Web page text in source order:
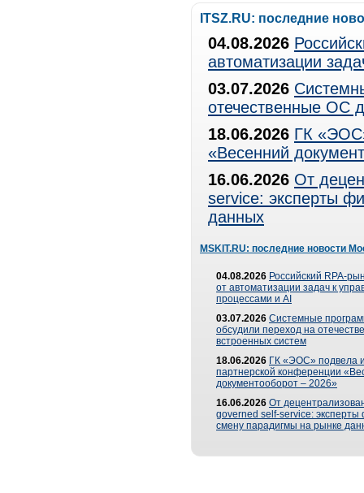
ITSZ.RU: последние
04.08.2026
автоматизации
03.07.2026
отечественные ОС
18.06.2026 ГК
«Весенний
16.06.2026 От
service: эксперты
данных
MSKIT.RU: последние новости
04.08.2026 Российский RPA-
от автоматизации задач к
процессами и AI
03.07.2026 Системные
обсудили переход на
встроенных систем
18.06.2026 ГК «ЭОС» подвела
партнерской конференции
документооборот – 2026»
16.06.2026 От
governed self-service: эксперты
смену парадигмы на рынке